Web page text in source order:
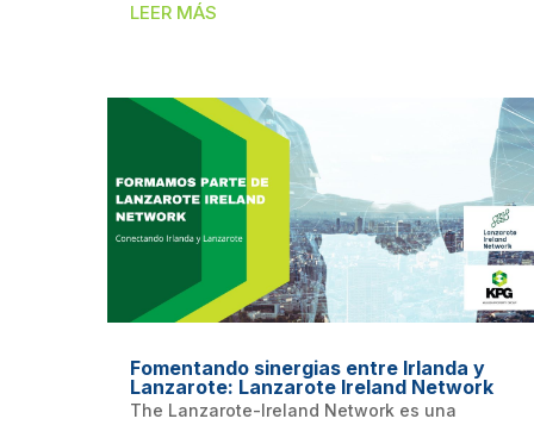
LEER MÁS
Fomentando sinergias entre Irlanda y
Lanzarote: Lanzarote Ireland Network
The Lanzarote-Ireland Network es una